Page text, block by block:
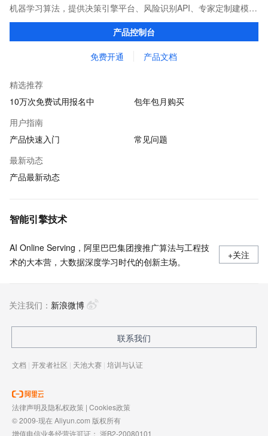
机器学习算法，提供决策引擎平台、风险识别API、专家定制建模等
多维风控服务，一站式解决企业在用户注册、运营活动、交易、信
贷审核等关键业务中所遇到的欺诈问题。
产品控制台
免费开通 产品文档
精选推荐
10万次免费试用报名中
包年包月购买
用户指南
产品快速入门
常见问题
最新动态
产品最新动态
智能引擎技术
AI Online Serving，阿里巴巴集团搜推广算法与工程技
术的大本营，大数据深度学习时代的创新主场。
+关注
关注我们： 新浪微博
联系我们
文档 | 开发者社区 | 天池大赛 | 培训与认证
法律声明及隐私权政策 | Cookies政策
© 2009-现在 Aliyun.com 版权所有
增值电信业务经营许可证： 浙B2-20080101